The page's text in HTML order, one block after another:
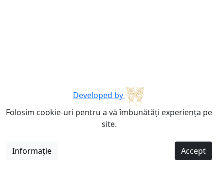
Developed by
Folosim cookie-uri pentru a vă îmbunătăți experiența pe
site.
Informație Accept